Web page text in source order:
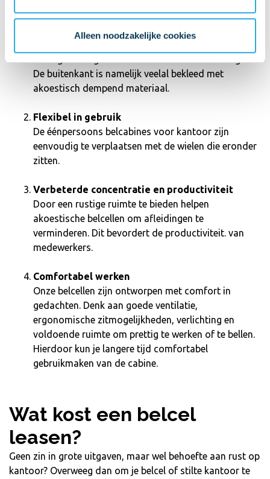
Alleen noodzakelijke cookies
Een gesprek in de belcel is afgeschermd tot
privésfeer. Jij hoort je collega’s niet en je collega’s
horen jou niet. Daarnaast helpt een belcel ook om
De buitenkant is namelijk veelal bekleed met
akoestisch dempend materiaal.
Flexibel in gebruik
De éénpersoons belcabines voor kantoor zijn
eenvoudig te verplaatsen met de wielen die eronder
zitten.
Verbeterde concentratie en productiviteit
Door een rustige ruimte te bieden helpen
akoestische belcellen om afleidingen te
verminderen. Dit bevordert de productiviteit. van
medewerkers.
Comfortabel werken
Onze belcellen zijn ontworpen met comfort in
gedachten. Denk aan goede ventilatie,
ergonomische zitmogelijkheden, verlichting en
voldoende ruimte om prettig te werken of te bellen.
Hierdoor kun je langere tijd comfortabel
gebruikmaken van de cabine.
Wat kost een belcel
leasen?
Geen zin in grote uitgaven, maar wel behoefte aan rust op
kantoor? Overweeg dan om je belcel of stilte kantoor te